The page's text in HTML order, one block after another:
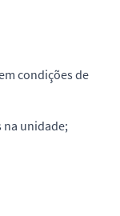
condições de
na unidade;